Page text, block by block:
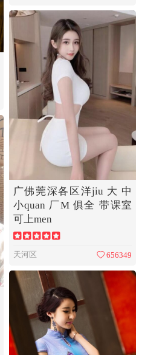
广佛莞深各区洋jiu 大 中
小quan 厂M 俱全 带课室
可上men
天河区 656349